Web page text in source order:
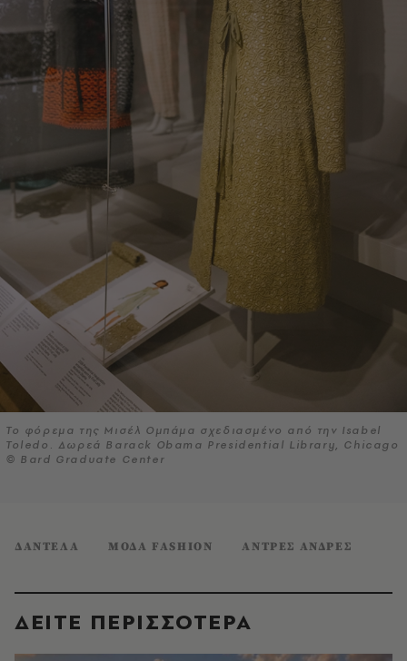
Το φόρεμα της Μισέλ Ομπάμα σχεδιασμένο από την Isabel
Toledo. Δωρεά Barack Obama Presidential Library, Chicago
© Bard Graduate Center
ΔΑΝΤΕΛΑ ΜΟΔΑ FASHION ΑΝΤΡΕΣ ΑΝΔΡΕΣ
ΔΕΙΤΕ ΠΕΡΙΣΣΟΤΕΡΑ